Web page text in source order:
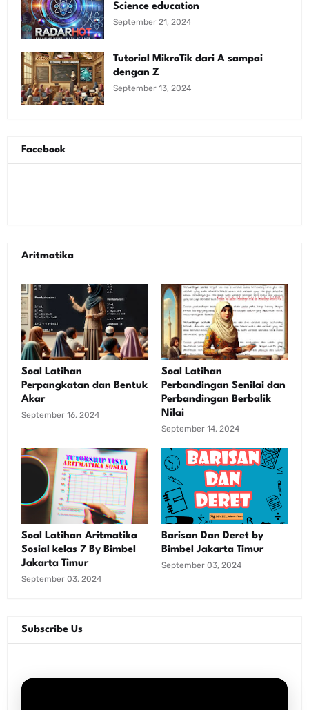
Science education
September 21, 2024
Tutorial MikroTik dari A sampai
dengan Z
September 13, 2024
Facebook
Aritmatika
Soal Latihan
Perpangkatan dan Bentuk
Akar
September 16, 2024
Soal Latihan
Perbandingan Senilai dan
Perbandingan Berbalik
Nilai
September 14, 2024
Soal Latihan Aritmatika
Sosial kelas 7 By Bimbel
Jakarta Timur
September 03, 2024
Barisan Dan Deret by
Bimbel Jakarta Timur
September 03, 2024
Subscribe Us